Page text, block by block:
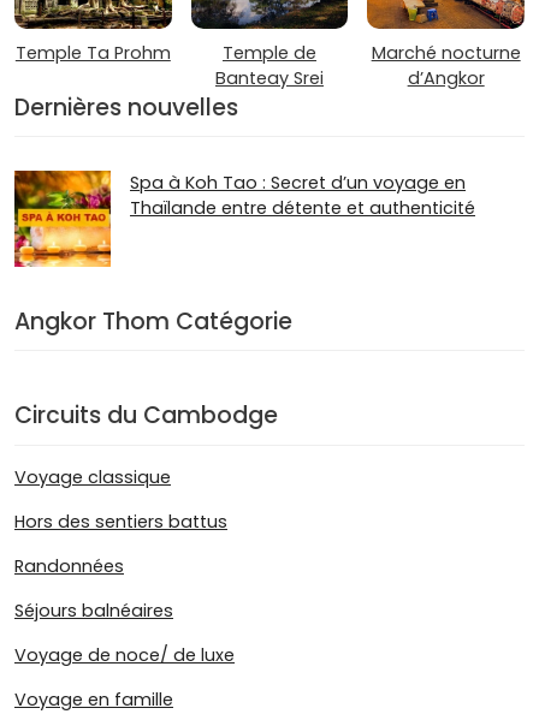
Temple Ta Prohm
Temple de
Banteay Srei
Marché nocturne
d’Angkor
Dernières nouvelles
Spa à Koh Tao : Secret d’un voyage en
Thaïlande entre détente et authenticité
Angkor Thom Catégorie
Circuits du Cambodge
Voyage classique
Hors des sentiers battus
Randonnées
Séjours balnéaires
Voyage de noce/ de luxe
Voyage en famille